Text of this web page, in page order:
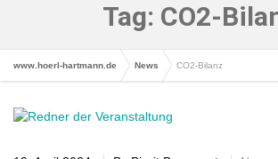
Tag: CO2-
www.hoerl-hartmann.de News CO2-Bilanz